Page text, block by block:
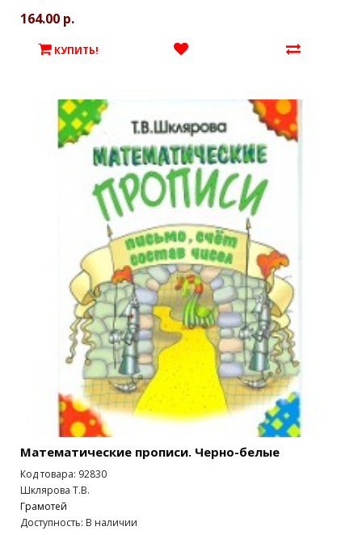
164.00 р.
КУПИТЬ!
Математические прописи. Черно-белые
Код товара: 92830
Шклярова Т.В.
Грамотей
Доступность: В наличии